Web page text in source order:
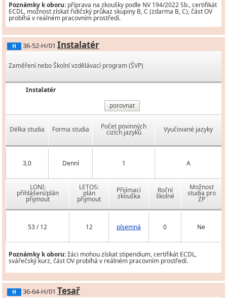
Poznámky k oboru: příprava na zkoušky podle NV 194/2022 Sb., certifikát
ECDL, možnost získat řidičský průkaz skupiny B, C (zdarma B, C), část OV
probíhá v reálném pracovním prostředí.
H 36-52-H/01 Instalatér
Zaměření nebo Školní vzdělávací program (ŠVP)
Instalatér
porovnat
Délka studia Forma studia Počet povinných
cizích jazyků Vyučované jazyky
3,0 Denní 1 A
LONI:
přihlášení/plán
přijmout
LETOS:
plán
přijmout
Přijímací
zkouška
Roční
školné
Možnost
studia pro
ZP
53 / 12 12 písemná 0 Ne
Poznámky k oboru:žáci mohou získat stipendium, certifikát ECDL,
svářečský kurz, část OV probíhá v reálném pracovním prostředí.
H 36-64-H/01 Tesař